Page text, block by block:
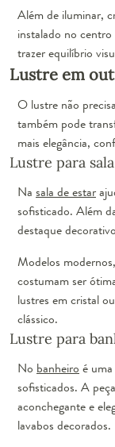
Além de iluminar,
instalado no
trazer equilíbrio
Lustre em
O lustre não
também pode
mais elegância,
Lustre para
Na sala de estar
sofisticado. Além
destaque
Modelos
costumam ser
lustres em cristal
clássico.
Lustre para
No banheiro é
sofisticados. A
aconchegante e
lavabos decorados.